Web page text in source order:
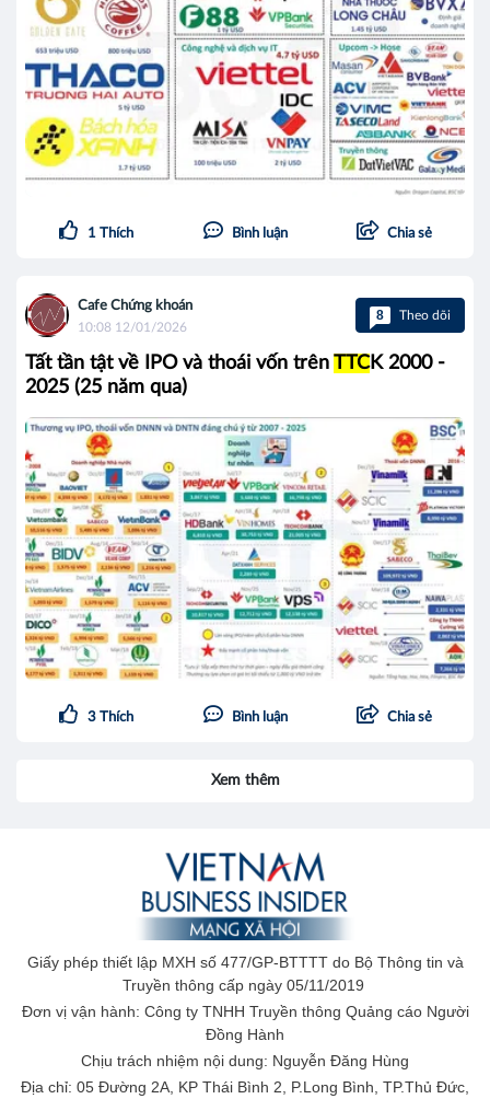
1 Thích Bình luận Chia sẻ
Cafe Chứng khoán
10:08 12/01/2026
8 Theo dõi
Tất tần tật về IPO và thoái vốn trên TTCK 2000 -
2025 (25 năm qua)
3 Thích Bình luận Chia sẻ
Xem thêm
Giấy phép thiết lập MXH số 477/GP-BTTTT do Bộ Thông tin và
Truyền thông cấp ngày 05/11/2019
Đơn vị vận hành: Công ty TNHH Truyền thông Quảng cáo Người
Đồng Hành
Chịu trách nhiệm nội dung: Nguyễn Đăng Hùng
Địa chỉ: 05 Đường 2A, KP Thái Bình 2, P.Long Bình, TP.Thủ Đức,